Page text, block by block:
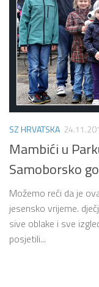
SZ HRVATSKA
Mambići u
Samoborsko
Možemo reći da je
jesensko vrijeme.
sive oblake i sve
posjetili...